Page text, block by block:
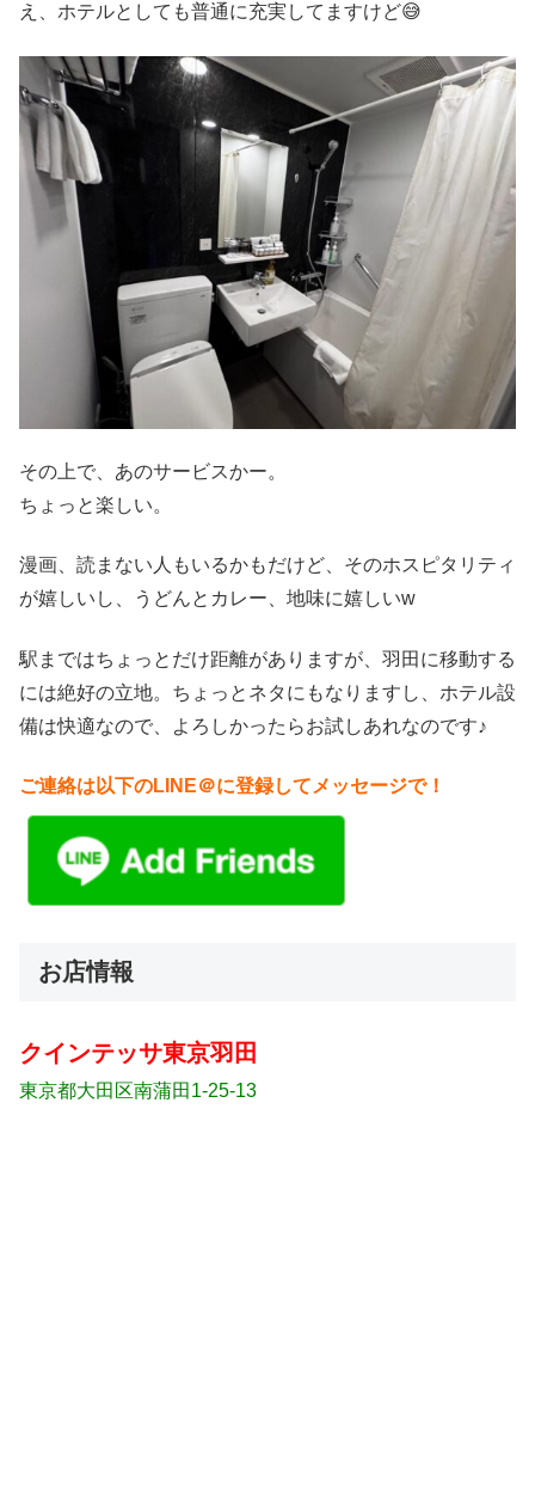
え、ホテルとしても普通に充実してますけど😅
その上で、あのサービスかー。
ちょっと楽しい。
漫画、読まない人もいるかもだけど、そのホスピタリティ
が嬉しいし、うどんとカレー、地味に嬉しいw
駅まではちょっとだけ距離がありますが、羽田に移動する
には絶好の立地。ちょっとネタにもなりますし、ホテル設
備は快適なので、よろしかったらお試しあれなのです♪
ご連絡は以下のLINE＠に登録してメッセージで！
お店情報
クインテッサ東京羽田
東京都大田区南蒲田1-25-13